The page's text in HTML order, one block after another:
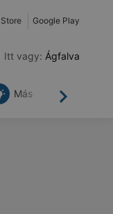
Google Play
Itt vagy: Ágfalva
Tovább
Más